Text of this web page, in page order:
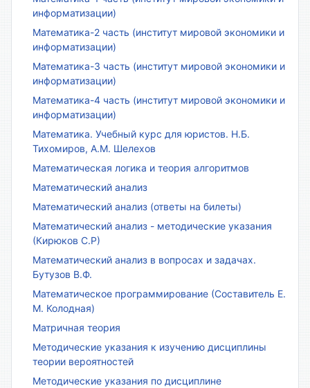
информатизации)
Математика-2 часть (институт мировой экономики и
информатизации)
Математика-3 часть (институт мировой экономики и
информатизации)
Математика-4 часть (институт мировой экономики и
информатизации)
Математика. Учебный курс для юристов. Н.Б.
Тихомиров, А.М. Шелехов
Математическая логика и теория алгоритмов
Математический анализ
Математический анализ (ответы на билеты)
Математический анализ - методические указания
(Кирюков С.Р)
Математический анализ в вопросах и задачах.
Бутузов В.Ф.
Математическое программирование (Составитель Е.
М. Колодная)
Матричная теория
Методические указания к изучению дисциплины
теории вероятностей
Методические указания по дисциплине